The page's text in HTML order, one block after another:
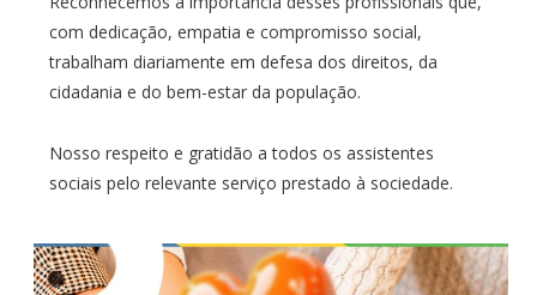
com dedicação, empatia e compromisso social,
trabalham diariamente em defesa dos direitos, da
cidadania e do bem-estar da população.
Nosso respeito e gratidão a todos os assistentes
sociais pelo relevante serviço prestado à sociedade.